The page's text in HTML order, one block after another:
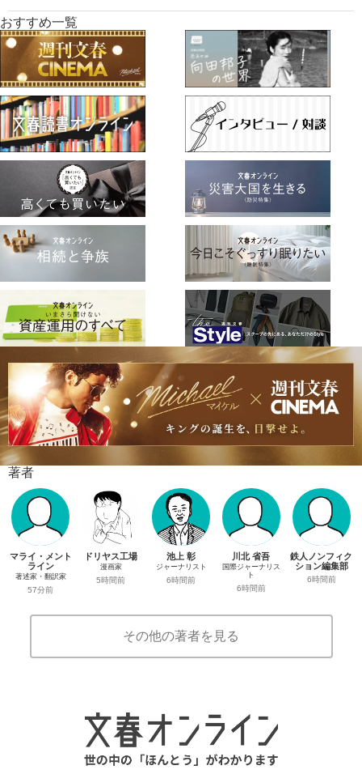
おすすめ一覧
著者
マライ・メント
ライン
著述家・翻訳家
57分前
ドリヤス工場
漫画家
5時間前
池上 彰
ジャーナリスト
6時間前
川北 省吾
国際ジャーナリス
ト
6時間前
鉄人ノンフィク
ション編集部
6時間前
その他の著者を見る